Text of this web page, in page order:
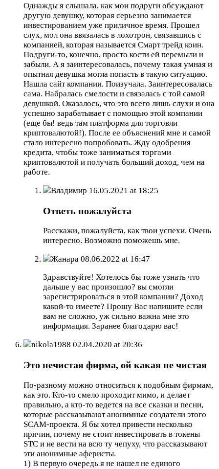
Однажды я слышала, как мои подруги обсуждают
другую девушку, которая серьезно занимается
инвестированием уже приличное время. Прошел
слух, мол она ввязалась в лохотрон, связавшись с
компанией, которая называется Смарт трейд коин.
Подруги-то, конечно, просто кости ей перемыли и
забыли. А я заинтересовалась, почему такая умная и
опытная девушка могла попасть в такую ситуацию.
Нашла сайт компании. Поизучала. Заинтересовалась
сама. Набралась смелости и связалась с той самой
девушкой. Оказалось, что это всего лишь слухи и она
успешно зарабатывает с помощью этой компании
(еще бы! ведь там платформа для торговли
криптовалютой!). После ее объяснений мне и самой
стало интересно попробовать. Жду одобрения
кредита, чтобы тоже заниматься торгами
криптовалютой и получать больший доход, чем на
работе.
Владимир 16.05.2021 at 18:25
Ответь пожалуйста
Расскажи, пожалуйста, как твои успехи. Очень
интересно. Возможно поможешь мне.
Жанара 08.06.2022 at 16:47
Здравствуйте! Хотелось бы тоже узнать что
дальше у вас произошло? вы смогли
зарегистрироваться в этой компании? Доход
какой-то имеете? Прошу Вас напишите если
вам не сложно, уж сильно важна мне это
информация. Заранее благодарю вас!
nikola1988 02.04.2020 at 20:36
Это нечистая фирма, ой какая не чистая
По-разному можно относиться к подобным фирмам,
как это. Кто-то смело проходит мимо, и делает
правильно, а кто-то ведется на все сказки и песни,
которые рассказывают анонимные создатели этого
SCAM-проекта. Я бы хотел привести несколько
причин, почему не стоит инвестировать в токены
STC и не вести на всю ту чепуху, что рассказывают
эти анонимные аферисты.
1) В первую очередь я не нашел не единого